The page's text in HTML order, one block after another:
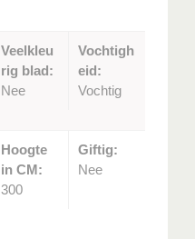
Veelkleu
rig blad:
Nee
Vochtigh
eid:
Vochtig
Hoogte
in CM:
300
Giftig:
Nee